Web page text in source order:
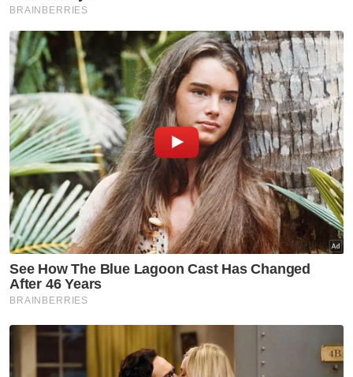
Muat turun aplikasi Sinar Harian.Klik di sini!
KPKT
Garis Panduan Perancangan Pusat Data
Artikel Disyorkan